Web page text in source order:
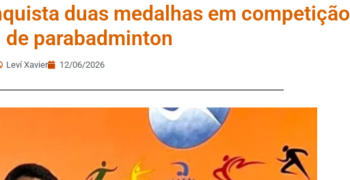
duas medalhas em competição
parabadminton
Leví Xavier 12/06/2026